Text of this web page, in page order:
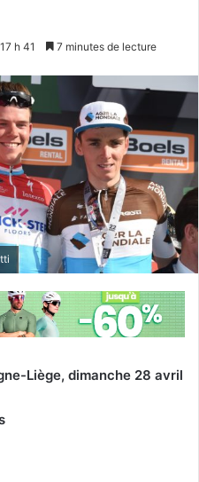
h 41 7 minutes de lecture
Liège, dimanche 28 avril